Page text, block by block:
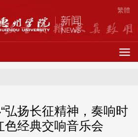
繁體
弘扬长征精神，奏响时
色经典交响音乐会